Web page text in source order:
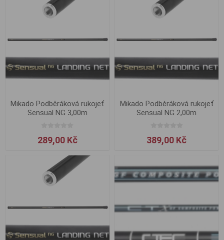
Mikado Podběráková rukojeť
Sensual NG 3,00m
289,00 Kč
Mikado Podběráková rukojeť
Sensual NG 2,00m
389,00 Kč